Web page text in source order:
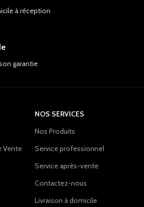
à réception
garantie
Vente
NOS SERVICES
Nos Produits
Service professionnel
Service après-vente
Contactez-nous
Livraison à domicile